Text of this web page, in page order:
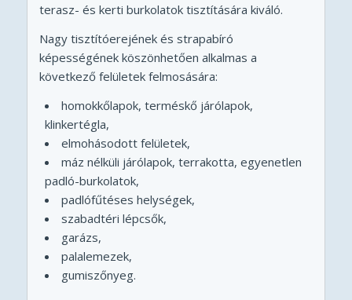
terasz- és kerti burkolatok tisztítására kiváló.
Nagy tisztítóerejének és strapabíró
képességének köszönhetően alkalmas a
következő felületek felmosására:
homokkőlapok, terméskő járólapok,
klinkertégla,
elmohásodott felületek,
máz nélküli járólapok, terrakotta, egyenetlen
padló-burkolatok,
padlófűtéses helységek,
szabadtéri lépcsők,
garázs,
palalemezek,
gumiszőnyeg.